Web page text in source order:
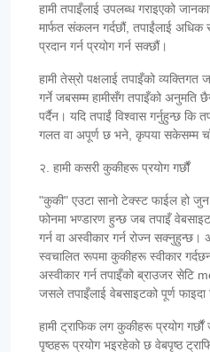
हामी तपाइँलाई उपलब्ध गराइएको
मार्फत संकलन गर्दछौं, तपाईंलाई अधिक
प्रदान गर्न प्रयोग गर्न सक्छौं।
हामी तेस्रो पक्षलाई तपाइँको व्यक्तिगत
गर्ने जबसम्म हामीसँग तपाइँको अनुमति
पर्दैन। यदि तपाईं विश्वास गर्नुहुन्छ कि
गलत वा अपूर्ण छ भने, कृपया सकेसम्म
२. हामी कसरी कुकीहरू प्रयोग गर्छौं
"कुकी" एउटा सानो टेक्स्ट फाईल हो जुन
फोनमा भण्डारण हुन्छ जब तपाइँ
गर्न वा अस्वीकार गर्न रोज्न
स्वचालित रूपमा कुकीहरू स्वीकार
अस्वीकार गर्न तपाइँको ब्राउजर सेटि
जसले तपाइँलाई वेबसाइटको पूर्ण
हामी ट्राफिक लग कुकीहरू प्रयोग
पृष्ठहरू प्रयोग भइरहेको छ वेबपृष्ठ